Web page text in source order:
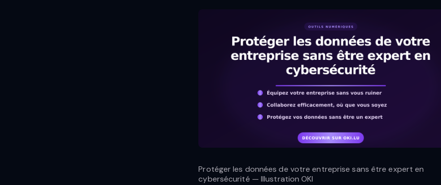
Protéger les données de votre entreprise sans être expert en
cybersécurité — Illustration OKI